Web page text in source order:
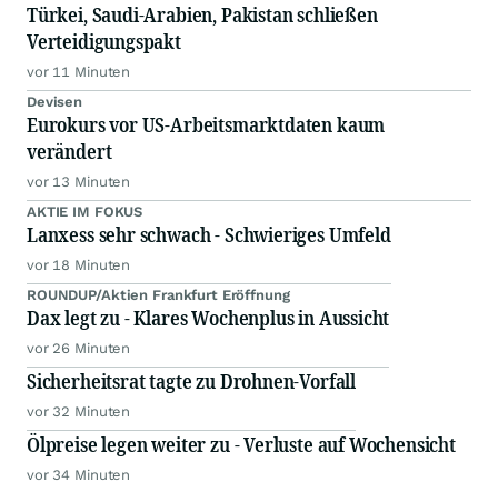
Türkei, Saudi-Arabien, Pakistan schließen
Verteidigungspakt
vor 11 Minuten
Devisen
Eurokurs vor US-Arbeitsmarktdaten kaum
verändert
vor 13 Minuten
AKTIE IM FOKUS
Lanxess sehr schwach - Schwieriges Umfeld
vor 18 Minuten
ROUNDUP/Aktien Frankfurt Eröffnung
Dax legt zu - Klares Wochenplus in Aussicht
vor 26 Minuten
Sicherheitsrat tagte zu Drohnen-Vorfall
vor 32 Minuten
Ölpreise legen weiter zu - Verluste auf Wochensicht
vor 34 Minuten